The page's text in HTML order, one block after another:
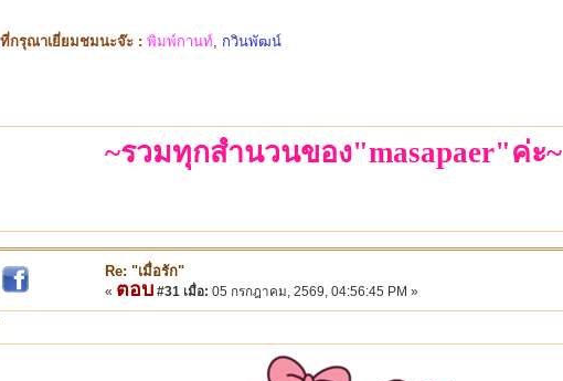
กรุณาเยี่ยมชมนะจ๊ะ : พิมพ์กานท์ กวินพัฒน์
~รวมทุกสำนวนของ"masapaer"ค่ะ~
Re: "เมื่อรัก"
« ตอบ #31 เมื่อ: 05 กรกฎาคม, 2569, 04:56:45 PM »